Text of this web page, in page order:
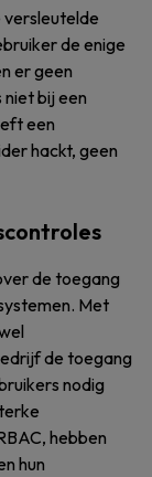
de enige
er geen
bij een
een
hackt, geen
de toegang
Met
de toegang
nodig
hebben
hun